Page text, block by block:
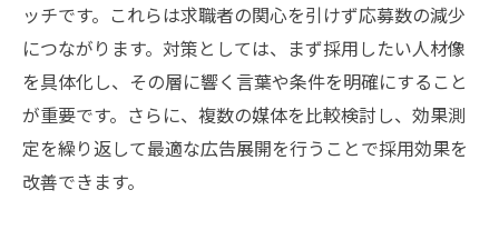
ッチです。これらは求職者の関心を引けず応募数の減少
につながります。対策としては、まず採用したい人材像
を具体化し、その層に響く言葉や条件を明確にすること
が重要です。さらに、複数の媒体を比較検討し、効果測
定を繰り返して最適な広告展開を行うことで採用効果を
改善できます。